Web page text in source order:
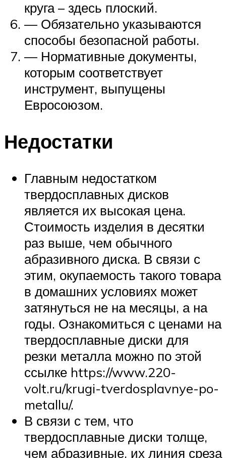
круга – здесь плоский.
— Обязательно указываются
способы безопасной работы.
— Нормативные документы,
которым соответствует
инструмент, выпущены
Евросоюзом.
Недостатки
Главным недостатком
твердосплавных дисков
является их высокая цена.
Стоимость изделия в десятки
раз выше, чем обычного
абразивного диска. В связи с
этим, окупаемость такого товара
в домашних условиях может
затянуться не на месяцы, а на
годы. Ознакомиться с ценами на
твердосплавные диски для
резки металла можно по этой
ссылке https://www.220-
volt.ru/krugi-tverdosplavnye-po-
metallu/.
В связи с тем, что
твердосплавные диски толще,
чем абразивные, их линия среза